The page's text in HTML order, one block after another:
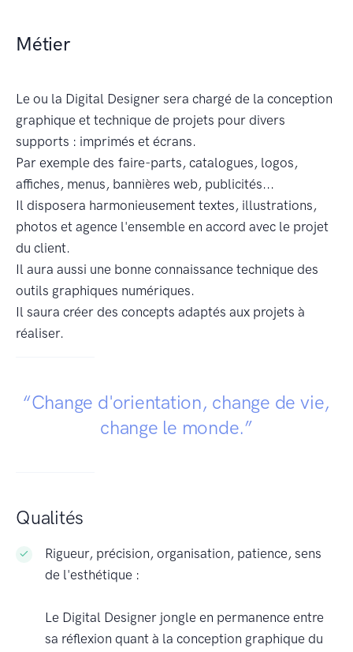
Métier
Le ou la Digital Designer sera chargé de la conception
graphique et technique de projets pour divers
supports : imprimés et écrans.
Par exemple des faire-parts, catalogues, logos,
affiches, menus, bannières web, publicités...
Il disposera harmonieusement textes, illustrations,
photos et agence l'ensemble en accord avec le projet
du client.
Il aura aussi une bonne connaissance technique des
outils graphiques numériques.
Il saura créer des concepts adaptés aux projets à
réaliser.
“Change d'orientation, change de vie,
change le monde.”
Qualités
Rigueur, précision, organisation, patience, sens
de l'esthétique :
Le Digital Designer jongle en permanence entre
sa réflexion quant à la conception graphique du